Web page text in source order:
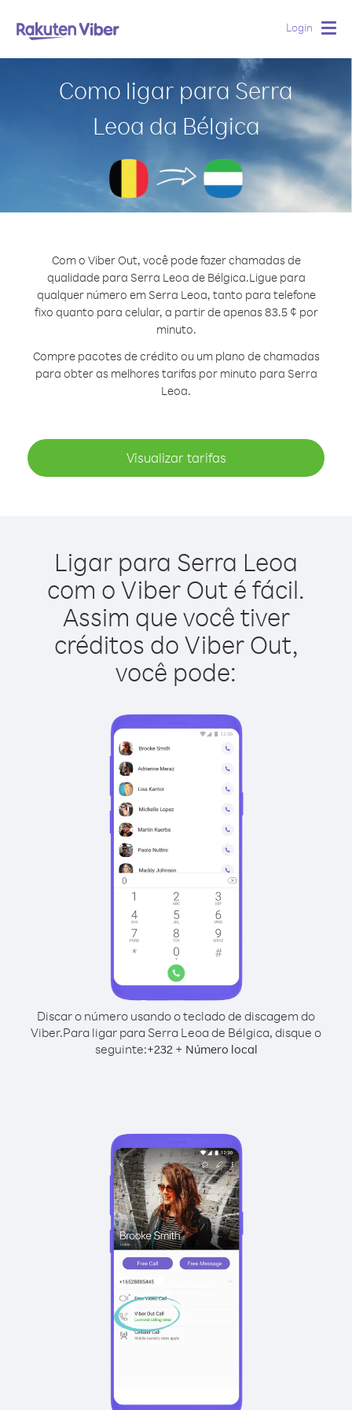
Login
Como ligar para Serra
Leoa da Bélgica
Com o Viber Out, você pode fazer chamadas de
qualidade para Serra Leoa de Bélgica.Ligue para
qualquer número em Serra Leoa, tanto para telefone
fixo quanto para celular, a partir de apenas 83.5 ¢ por
minuto.
Compre pacotes de crédito ou um plano de chamadas
para obter as melhores tarifas por minuto para Serra
Leoa.
Visualizar tarifas
Ligar para Serra Leoa
com o Viber Out é fácil.
Assim que você tiver
créditos do Viber Out,
você pode:
Discar o número usando o teclado de discagem do
Viber.Para ligar para Serra Leoa de Bélgica, disque o
seguinte:+232+ Número local